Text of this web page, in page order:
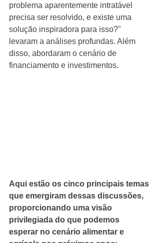
problema aparentemente intratável
precisa ser resolvido, e existe uma
solução inspiradora para isso?"
levaram a análises profundas. Além
disso, abordaram o cenário de
financiamento e investimentos.
Aqui estão os cinco principais temas
que emergiram dessas discussões,
proporcionando uma visão
privilegiada do que podemos
esperar no cenário alimentar e